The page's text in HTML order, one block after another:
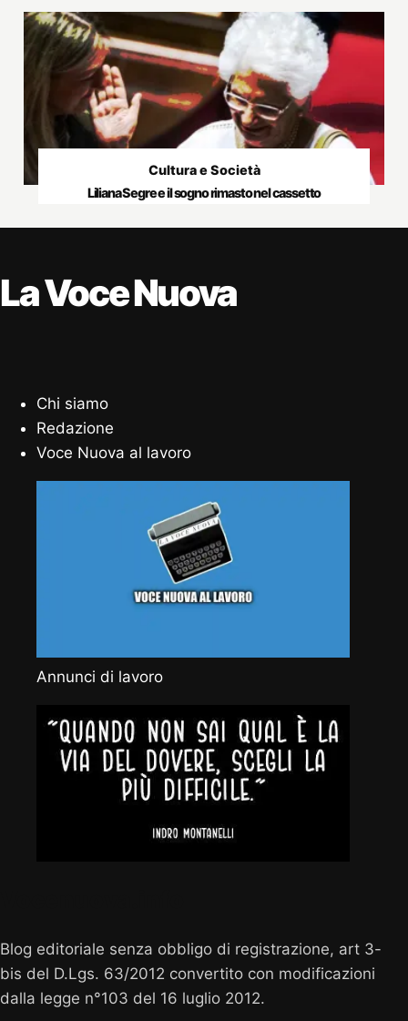
Cultura e Società
Liliana Segre e il sogno rimasto nel cassetto
La Voce Nuova
Chi siamo
Redazione
Voce Nuova al lavoro
Annunci di lavoro
Blog editoriale senza obbligo di registrazione, art 3-
bis del D.Lgs. 63/2012 convertito con modificazioni
dalla legge n°103 del 16 luglio 2012.